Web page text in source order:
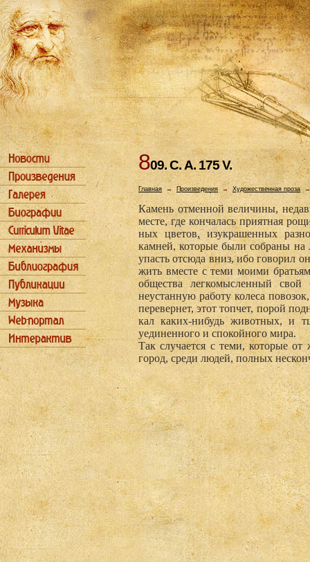
809. С. А. 175 V.
Главная→ Произведения → Художественная проза
Камень отменной величины,
месте, где кончалась приятная
ных цветов, изукрашенных
камней, которые были собраны
упасть от­сюда вниз, ибо говорил
жить вмес­те с теми моими
общества легкомысленный
неустанную работу колеса
перевернет, этот топчет, порой
кал каких-нибудь живот­ных, и
уединенного и спокойного мира.
Так случается с теми, которые
город, среди людей, полных